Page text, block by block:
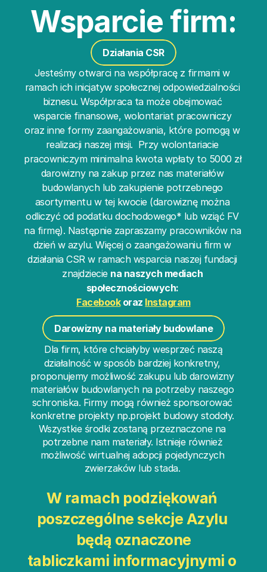
Wsparcie firm:
Działania CSR
Jesteśmy otwarci na współpracę z firmami w
ramach ich inicjatyw społecznej odpowiedzialności
biznesu. Współpraca ta może obejmować
wsparcie finansowe, wolontariat pracowniczy
oraz inne formy zaangażowania, które pomogą w
realizacji naszej misji.  Przy wolontariacie
pracowniczym minimalna kwota wpłaty to 5000 zł
darowizny na zakup przez nas materiałów
budowlanych lub zakupienie potrzebnego
asortymentu w tej kwocie (darowiznę można
odliczyć od podatku dochodowego* lub wziąć FV
na firmę). Następnie zapraszamy pracowników na
dzień w azylu. Więcej o zaangażowaniu firm w
działania CSR w ramach wsparcia naszej fundacji
znajdziecie na naszych mediach
społecznościowych:
Facebook oraz Instagram
Darowizny na materiały budowlane
Dla firm, które chciałyby wesprzeć naszą
działalność w sposób bardziej konkretny,
proponujemy możliwość zakupu lub darowizny
materiałów budowlanych na potrzeby naszego
schroniska. Firmy mogą również sponsorować
konkretne projekty np.projekt budowy stodoły.
Wszystkie środki zostaną przeznaczone na
potrzebne nam materiały. Istnieje również
możliwość wirtualnej adopcji pojedynczych
zwierzaków lub stada.
W ramach podziękowań
poszczególne sekcje Azylu
będą oznaczone
tabliczkami informacyjnymi o